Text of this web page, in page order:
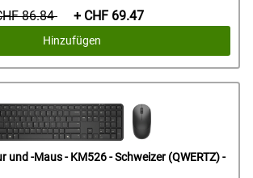
86.84 Preis+ CHF 69.47
Hinzufügen
und -Maus - KM526 - Schweizer (QWERTZ) -